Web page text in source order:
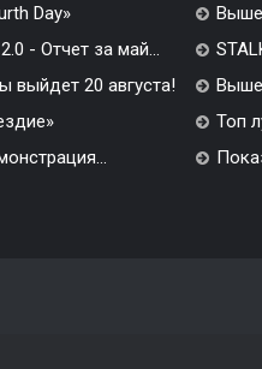
Day»
- Отчет за май...
выйдет 20 августа!
Топ